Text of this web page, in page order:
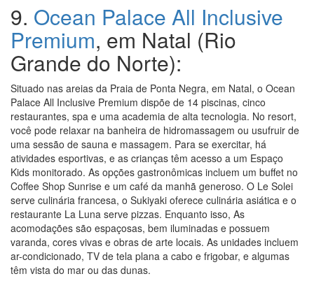
9. Ocean Palace All Inclusive
Premium, em Natal (Rio
Grande do Norte):
Situado nas areias da Praia de Ponta Negra, em Natal, o Ocean
Palace All Inclusive Premium dispõe de 14 piscinas, cinco
restaurantes, spa e uma academia de alta tecnologia. No resort,
você pode relaxar na banheira de hidromassagem ou usufruir de
uma sessão de sauna e massagem. Para se exercitar, há
atividades esportivas, e as crianças têm acesso a um Espaço
Kids monitorado. As opções gastronômicas incluem um buffet no
Coffee Shop Sunrise e um café da manhã generoso. O Le Solei
serve culinária francesa, o Sukiyaki oferece culinária asiática e o
restaurante La Luna serve pizzas. Enquanto isso, As
acomodações são espaçosas, bem iluminadas e possuem
varanda, cores vivas e obras de arte locais. As unidades incluem
ar-condicionado, TV de tela plana a cabo e frigobar, e algumas
têm vista do mar ou das dunas.